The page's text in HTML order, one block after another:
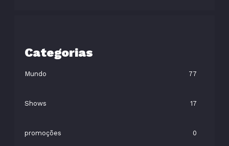
Categorias
Mundo 77
Shows 17
promoções 0